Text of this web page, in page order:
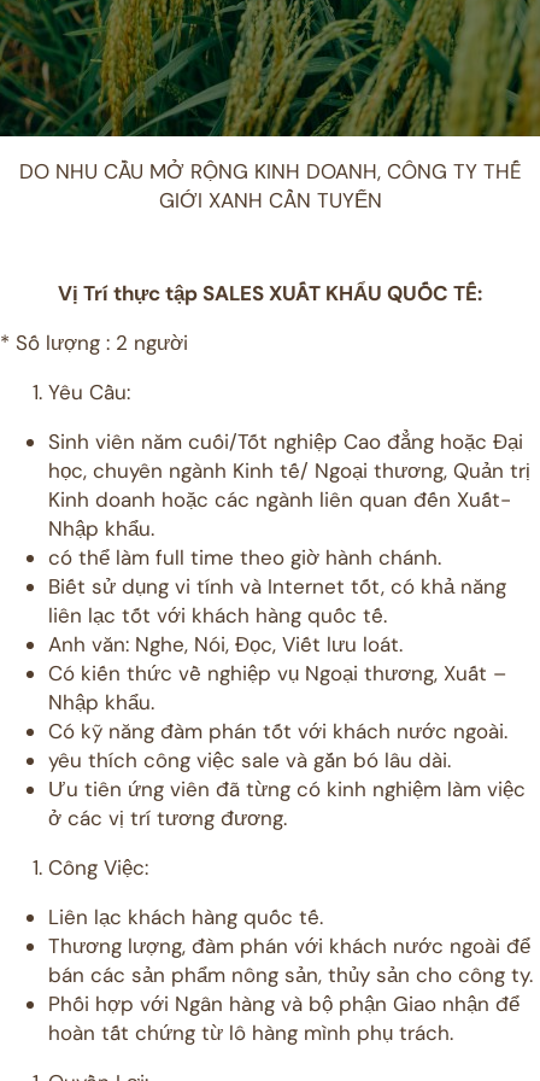
DO NHU CẦU MỞ RỘNG KINH DOANH, CÔNG TY THẾ
GIỚI XANH CẦN TUYỂN
Vị Trí thực tập SALES XUẤT KHẨU QUỐC TẾ:
* Số lượng : 2 người
Yêu Cầu:
Sinh viên năm cuối/Tốt nghiệp Cao đẳng hoặc Đại
học, chuyên ngành Kinh tế/ Ngoại thương, Quản trị
Kinh doanh hoặc các ngành liên quan đến Xuất-
Nhập khẩu.
có thể làm full time theo giờ hành chánh.
Biết sử dụng vi tính và Internet tốt, có khả năng
liên lạc tốt với khách hàng quốc tế.
Anh văn: Nghe, Nói, Đọc, Viết lưu loát.
Có kiến thức về nghiệp vụ Ngoại thương, Xuất –
Nhập khẩu.
Có kỹ năng đàm phán tốt với khách nước ngoài.
yêu thích công việc sale và gắn bó lâu dài.
Ưu tiên ứng viên đã từng có kinh nghiệm làm việc
ở các vị trí tương đương.
Công Việc:
Liên lạc khách hàng quốc tế.
Thương lượng, đàm phán với khách nước ngoài để
bán các sản phẩm nông sản, thủy sản cho công ty.
Phối hợp với Ngân hàng và bộ phận Giao nhận để
hoàn tất chứng từ lô hàng mình phụ trách.